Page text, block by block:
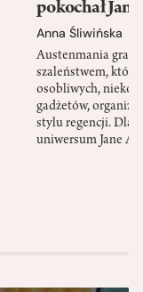
pokochał
Anna Śliwińska
Austenmania
szaleństwem, które
osobliwych,
gadżetów,
stylu regencji.
uniwersum Jane